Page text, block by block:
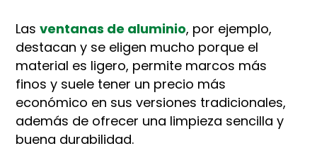
Lasventanas de aluminio, por ejemplo,
destacan y se eligen mucho porque el
material es ligero, permite marcos más
finos y suele tener un precio más
económico en sus versiones tradicionales,
además de ofrecer una limpieza sencilla y
buena durabilidad.​